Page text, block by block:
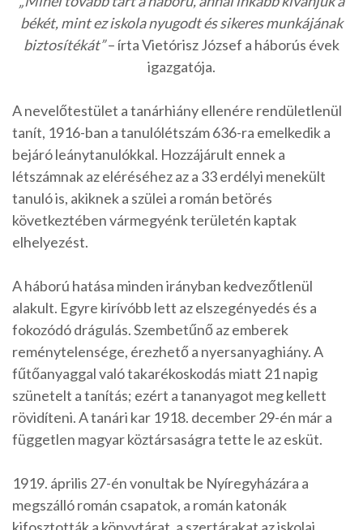
békét, mint ez iskola nyugodt és sikeres munkájának
biztosítékát”– írta Vietórisz József a háborús évek
igazgatója.
A nevelőtestület a tanárhiány ellenére rendületlenül
tanít, 1916-ban a tanulólétszám 636-ra emelkedik a
bejáró leánytanulókkal. Hozzájárult ennek a
létszámnak az eléréséhez az a 33 erdélyi menekült
tanuló is, akiknek a szülei a román betörés
következtében vármegyénk területén kaptak
elhelyezést.
A háború hatása minden irányban kedvezőtlenül
alakult. Egyre kirívóbb lett az elszegényedés és a
fokozódó drágulás. Szembetűnő az emberek
reménytelensége, érezhető a nyersanyaghiány. A
fűtőanyaggal való takarékoskodás miatt 21 napig
szünetelt a tanítás; ezért a tananyagot meg kellett
rövidíteni. A tanári kar 1918. december 29-én már a
független magyar köztársaságra tette le az esküt.
1919. április 27-én vonultak be Nyíregyházára a
megszálló román csapatok, a román katonák